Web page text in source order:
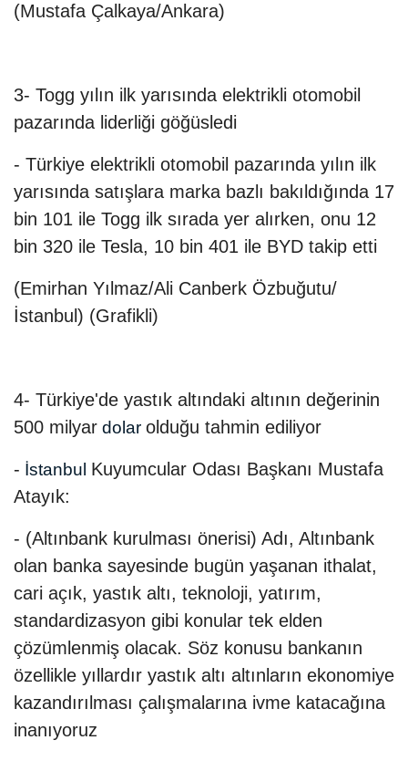
(Mustafa Çalkaya/Ankara)
3- Togg yılın ilk yarısında elektrikli otomobil
pazarında liderliği göğüsledi
- Türkiye elektrikli otomobil pazarında yılın ilk
yarısında satışlara marka bazlı bakıldığında 17
bin 101 ile Togg ilk sırada yer alırken, onu 12
bin 320 ile Tesla, 10 bin 401 ile BYD takip etti
(Emirhan Yılmaz/Ali Canberk Özbuğutu/
İstanbul) (Grafikli)
4- Türkiye'de yastık altındaki altının değerinin
500 milyar dolar olduğu tahmin ediliyor
- İstanbul Kuyumcular Odası Başkanı Mustafa
Atayık:
- (Altınbank kurulması önerisi) Adı, Altınbank
olan banka sayesinde bugün yaşanan ithalat,
cari açık, yastık altı, teknoloji, yatırım,
standardizasyon gibi konular tek elden
çözümlenmiş olacak. Söz konusu bankanın
özellikle yıllardır yastık altı altınların ekonomiye
kazandırılması çalışmalarına ivme katacağına
inanıyoruz